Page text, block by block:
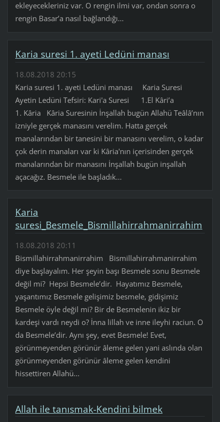
ekleyecekleriniz var. O rengin ilmi var, ondan sonra o
rengin Basar’a nasıl bağlandığı...
Karia suresi 1. ayeti Ledüni manası
18.08.2018 20:15
Karia suresi 1. ayeti Ledüni manası Karia Suresi
Ayetin Ledüni Tefsiri: Kari'a Suresi 1.El Kâri’a
1. Kâria Kâria Suresinin İnşallah bugün Allahü Teâlâ’nın
izniyle gerçek manasını verelim. Hatta gerçek
manalarından bir tanesini bir manasını verelim, o kadar
çok derin manaları var ki Kâria'nın içerisinden gerçek
manalarından bir manasını İnşallah bugün inşallah
açacağız. Besmele ile başladık...
Karia
suresi_Besmele_Bismillahirrahmanirrahim
18.08.2018 20:11
Bismillahirrahmanirrahim Bismillahirrahmanirrahim
diye başlayalım. Her şeyin başı Besmele sonu Besmele
değil mi? Hepsi Besmele’dir. Hayatımız Besmele,
yaşantımız Besmele gelişimiz besmele, gidişimiz
Besmele öyle değil mi? Bir de Besmelenin ikiz bir
kardeşi vardı neydi o? İnna lillah ve inne ileyhi raciun. O
da Besmele’dir. Aynı şey, evet Besmele! Evet,
görünmeyenden görünür âleme gelen yani aslında olan
görünmeyenden görünür âleme gelen kendini
hissettiren Allahü...
Allah ile tanısmak-Kendini bilmek